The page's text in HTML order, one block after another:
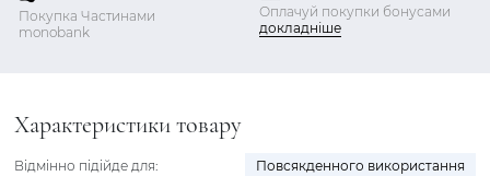
Покупка Частинами
monobank
Оплачуй покупки бонусами
докладніше
Характеристики товару
Відмінно підійде для: Повсякденного використання